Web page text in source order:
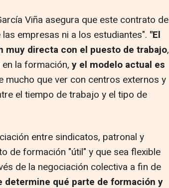
Viña asegura que este contrato de
empresas ni a los estudiantes". "El
muy directa con el puesto de trabajo,
la formación, y el modelo actual es
mucho que ver con centros externos y
el tiempo de trabajo y el tipo de
entre sindicatos, patronal y
de formación "útil" y que sea flexible
de la negociación colectiva a fin de
determine qué parte de formación y